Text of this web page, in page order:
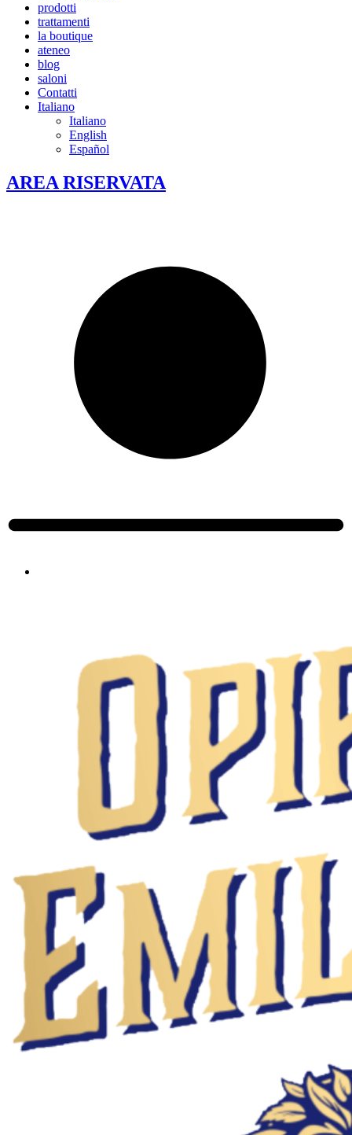
prodotti
trattamenti
la boutique
ateneo
blog
saloni
Contatti
Italiano
Italiano
English
Español
AREA RISERVATA